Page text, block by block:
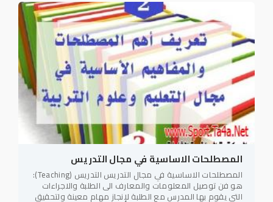
المصطلحات الاساسية في مجال التدريس
المصطلحات الاساسية في مجال التدريس التدريس (Teaching):
هو فن توصيل المعلومات والمعارف الى الطلبة والاجراءات
التي يقوم بها المدرس مع الطلبة لإنجاز مهام معينة ولتحقيق